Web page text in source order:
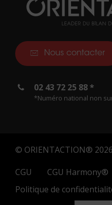
Nous contacter
02 43 72 25 88 *
*Numéro national non
© ORIENTACTION® 2026
CGU
CGU Harmony®
Politique de